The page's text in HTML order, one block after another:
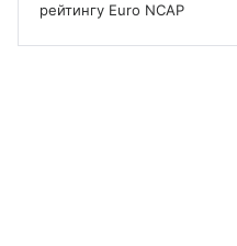
рейтингу Euro NCAP